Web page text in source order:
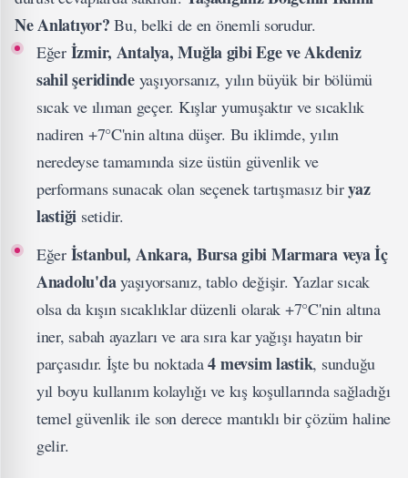
Ne Anlatıyor? Bu, belki de en önemli sorudur.
Eğer İzmir, Antalya, Muğla gibi Ege ve Akdeniz
sahil şeridindeyaşıyorsanız, yılın büyük bir bölümü
sıcak ve ılıman geçer. Kışlar yumuşaktır ve sıcaklık
nadiren +7°C'nin altına düşer. Bu iklimde, yılın
neredeyse tamamında size üstün güvenlik ve
performans sunacak olan seçenek tartışmasız biryaz
lastiği setidir.
Eğer İstanbul, Ankara, Bursa gibi Marmara veya İç
Anadolu'dayaşıyorsanız, tablo değişir. Yazlar sıcak
olsa da kışın sıcaklıklar düzenli olarak +7°C'nin altına
iner, sabah ayazları ve ara sıra kar yağışı hayatın bir
parçasıdır. İşte bu noktada4 mevsim lastik, sunduğu
yıl boyu kullanım kolaylığı ve kış koşullarında sağladığı
temel güvenlik ile son derece mantıklı bir çözüm haline
gelir.